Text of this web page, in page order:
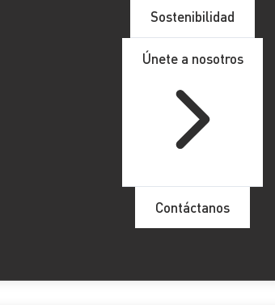
Sostenibilidad
Únete a nosotros
Contáctanos